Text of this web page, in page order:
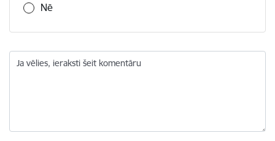
Nē
Ja vēlies, ieraksti šeit komentāru